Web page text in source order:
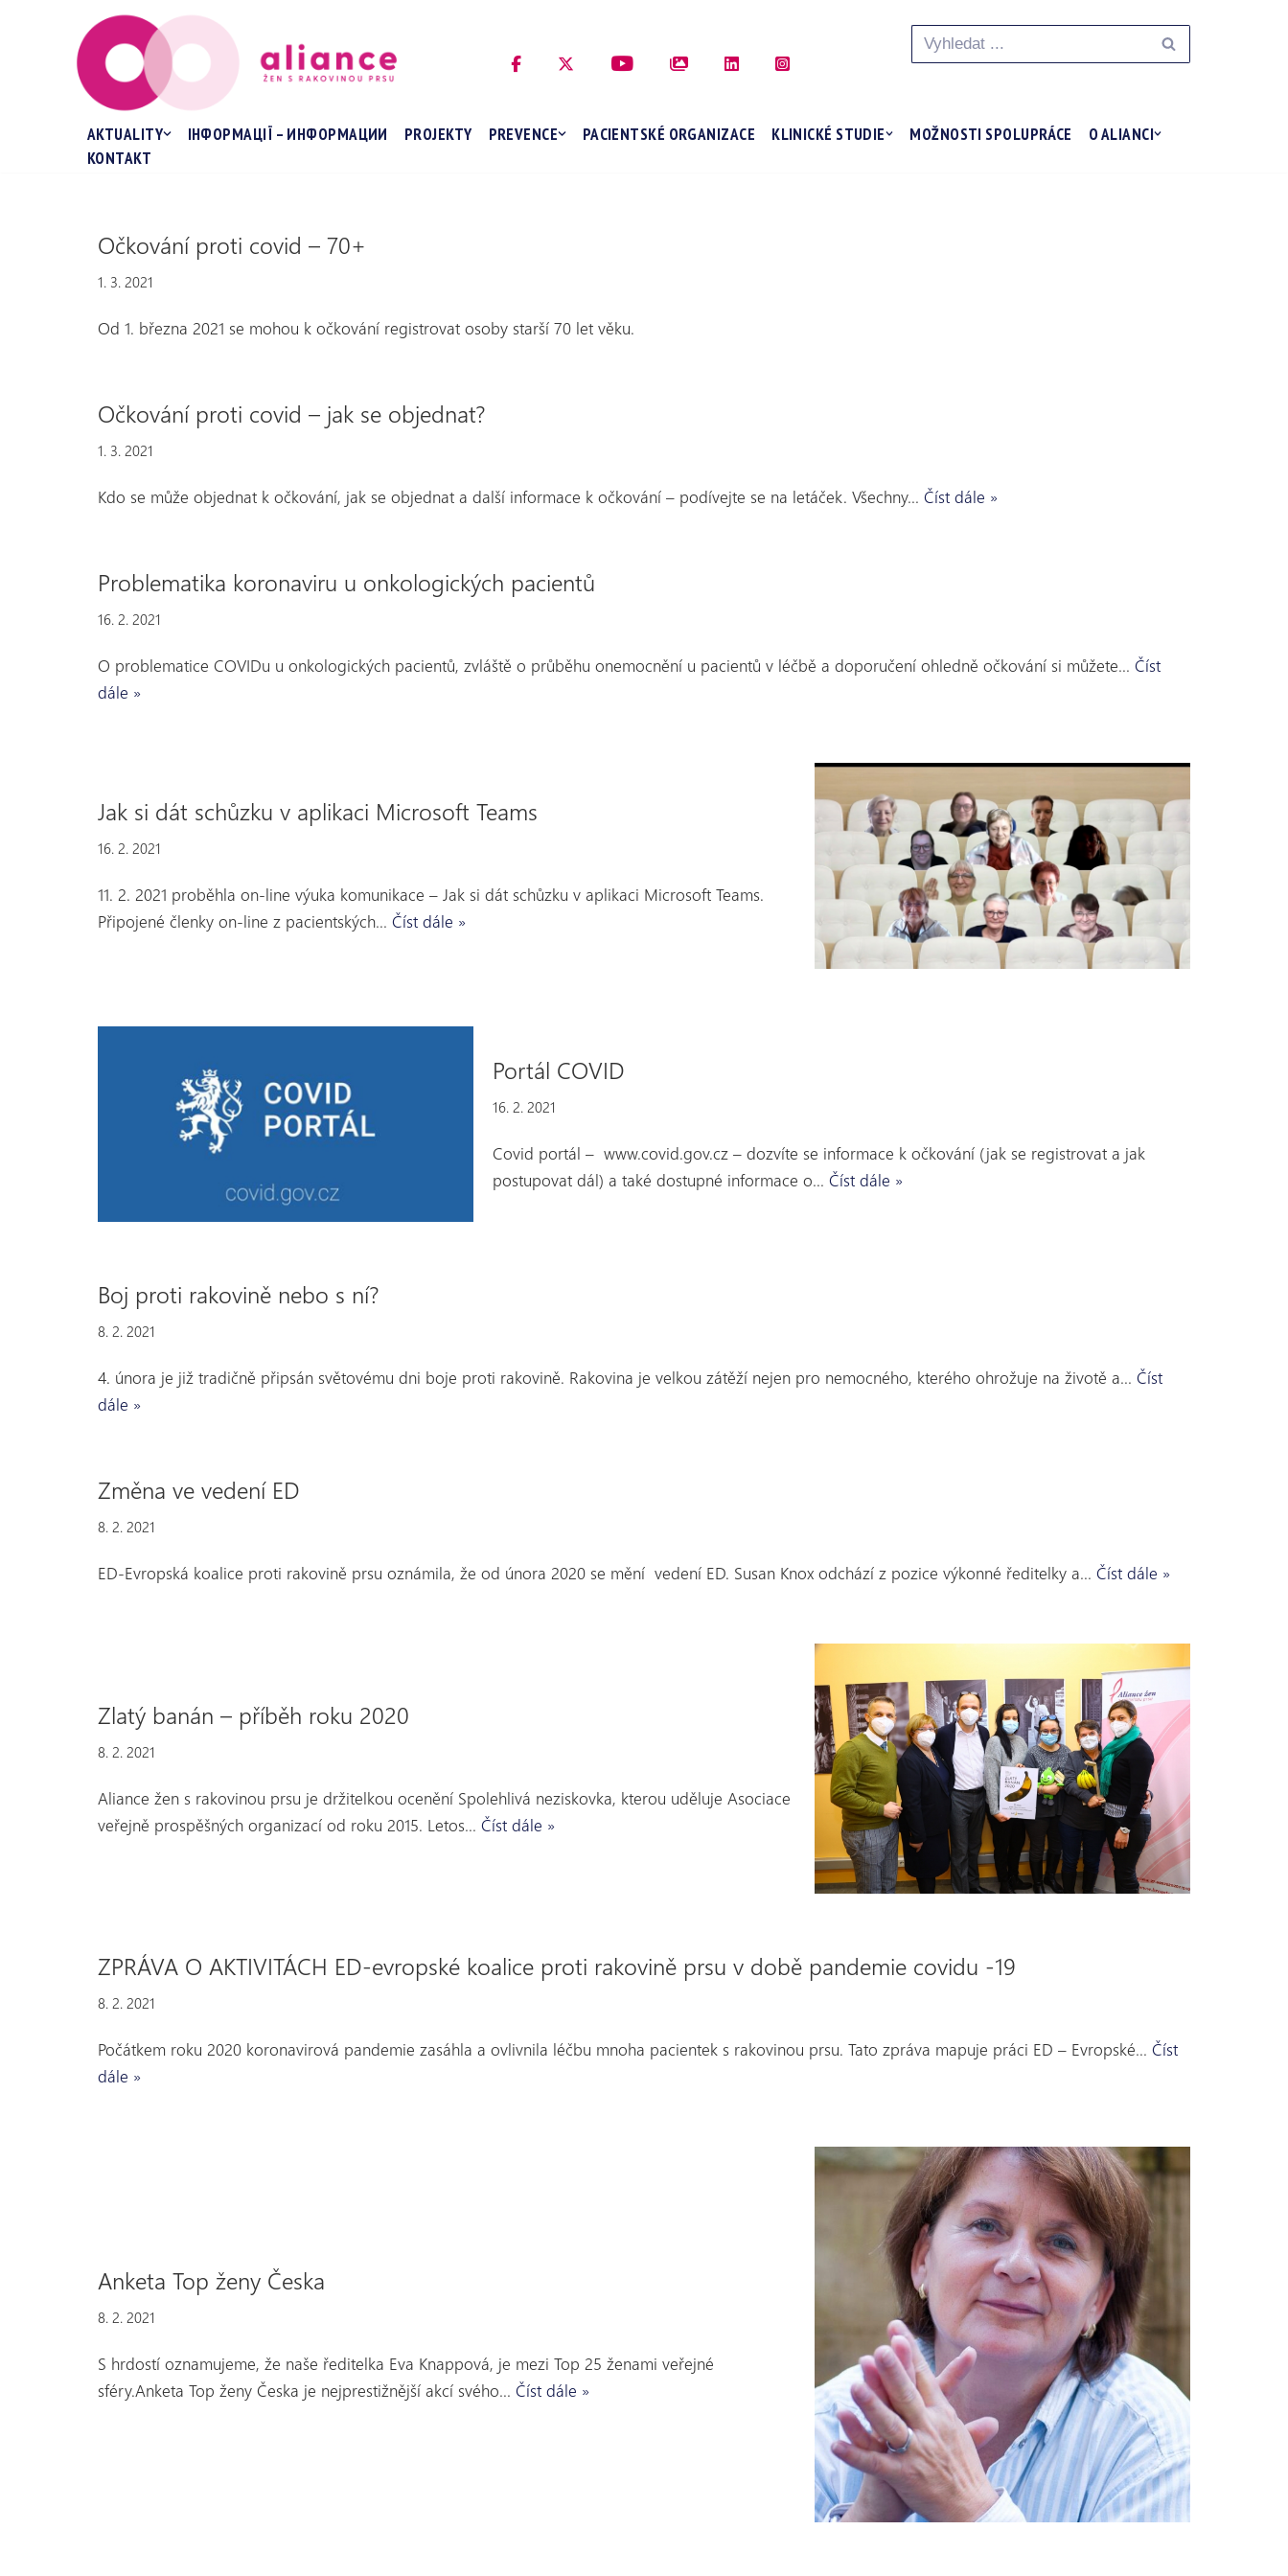
Přeskočit
AKTUALITY
ІНФОРМАЦІЇ – ИНФОРМАЦИИ PROJEKTY PREVENCE PACIENTSKÉ ORGANIZACE KLINICKÉ STUDIE MOŽNOSTI SPOLUPRÁCE
O ALIANCI
KONTAKT
Očkování proti covid – 70+
1. 3. 2021
Od 1. března 2021 se mohou k očkování registrovat osoby starší 70 let věku.
Očkování proti covid – jak se objednat?
1. 3. 2021
Kdo se může objednat k očkování, jak se objednat a další informace k očkování – podívejte se na letáček. Všechny… Číst dále »
Problematika koronaviru u onkologických pacientů
16. 2. 2021
O problematice COVIDu u onkologických pacientů, zvláště o průběhu onemocnění u pacientů v léčbě a doporučení ohledně očkování si můžete… Číst
dále »
Jak si dát schůzku v aplikaci Microsoft Teams
16. 2. 2021
11. 2. 2021 proběhla on-line výuka komunikace – Jak si dát schůzku v aplikaci Microsoft Teams.
Připojené členky on-line z pacientských… Číst dále »
Portál COVID
16. 2. 2021
Covid portál – www.covid.gov.cz – dozvíte se informace k očkování (jak se registrovat a jak
postupovat dál) a také dostupné informace o… Číst dále »
Boj proti rakovině nebo s ní?
8. 2. 2021
4. února je již tradičně připsán světovému dni boje proti rakovině. Rakovina je velkou zátěží nejen pro nemocného, kterého ohrožuje na životě a… Číst
dále »
Změna ve vedení ED
8. 2. 2021
ED-Evropská koalice proti rakovině prsu oznámila, že od února 2020 se mění vedení ED. Susan Knox odchází z pozice výkonné ředitelky a… Číst dále »
Zlatý banán – příběh roku 2020
8. 2. 2021
Aliance žen s rakovinou prsu je držitelkou ocenění Spolehlivá neziskovka, kterou uděluje Asociace
veřejně prospěšných organizací od roku 2015. Letos… Číst dále »
ZPRÁVA O AKTIVITÁCH ED-evropské koalice proti rakovině prsu v době pandemie covidu -19
8. 2. 2021
Počátkem roku 2020 koronavirová pandemie zasáhla a ovlivnila léčbu mnoha pacientek s rakovinou prsu. Tato zpráva mapuje práci ED – Evropské… Číst
dále »
Anketa Top ženy Česka
8. 2. 2021
S hrdostí oznamujeme, že naše ředitelka Eva Knappová, je mezi Top 25 ženami veřejné
sféry.Anketa Top ženy Česka je nejprestižnější akcí svého… Číst dále »